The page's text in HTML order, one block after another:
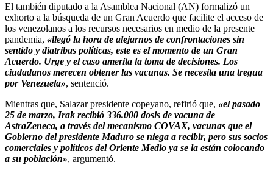
El también diputado a la Asamblea Nacional (AN) formalizó un
exhorto a la búsqueda de un Gran Acuerdo que facilite el acceso de
los venezolanos a los recursos necesarios en medio de la presente
pandemia, «llegó la hora de alejarnos de confrontaciones sin
sentido y diatribas políticas, este es el momento de un Gran
Acuerdo. Urge y el caso amerita la toma de decisiones. Los
ciudadanos merecen obtener las vacunas. Se necesita una tregua
por Venezuela», sentenció.
Mientras que, Salazar presidente copeyano, refirió que, «el pasado
25 de marzo, Irak recibió 336.000 dosis de vacuna de
AstraZeneca, a través del mecanismo COVAX, vacunas que el
Gobierno del presidente Maduro se niega a recibir, pero sus socios
comerciales y políticos del Oriente Medio ya se la están colocando
a su población», argumentó.